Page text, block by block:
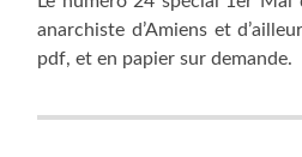
anarchiste d’Amiens et
pdf, et en papier sur demande.